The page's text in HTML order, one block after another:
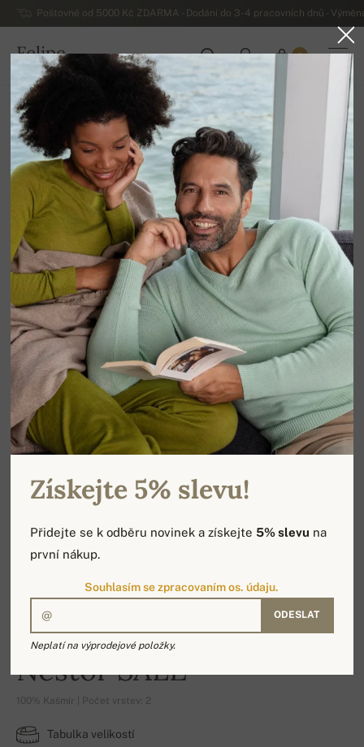
Poštovné od 5000 Kč ZDARMA - Dodání do 3-4 pracovních dnů -
Felipe
ČESKO
0
Domů
-19%
Nestor SALE
100% Kašmír | Počet vrstev: 2
Tabulka velikostí
Získejte 5% slevu!
Přidejte se k odběru novinek a získejte5% slevu na
první nákup.
Souhlasím se zpracovaním os. údaju.
ODESLAT
Neplatí na výprodejové položky.